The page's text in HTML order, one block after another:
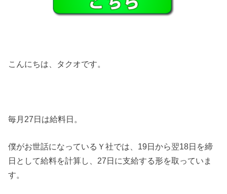
こんにちは、タクオです。
毎月27日は給料日。
僕がお世話になっているＹ社では、 19日から翌18日を締
日として給料を計算し、27日に支給する形を取っていま
す。